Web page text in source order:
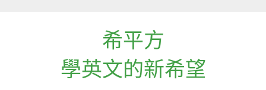
希平方
學英文的新希望